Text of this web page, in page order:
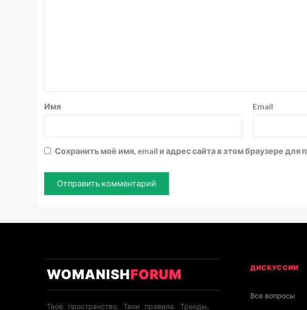
Имя Email
Сохранить моё имя, email и адрес сайта в этом браузере
WOMANISHFORUM
Твоё пространство. Твои правила. Тренды,
ДИСКУССИИ
Все вопросы